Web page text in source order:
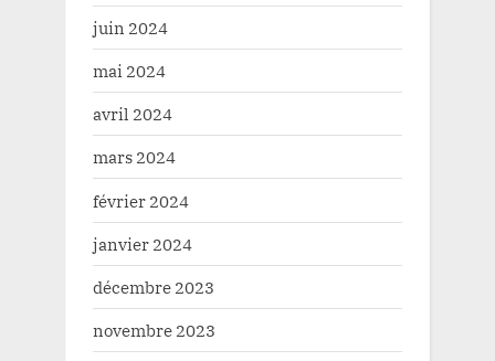
juin 2024
mai 2024
avril 2024
mars 2024
février 2024
janvier 2024
décembre 2023
novembre 2023